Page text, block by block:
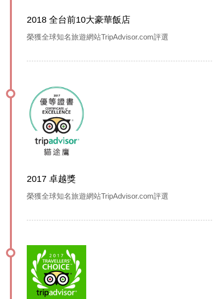
2018 全台前10大豪華飯店
榮獲全球知名旅遊網站TripAdvisor.com評選
2017 卓越獎
榮獲全球知名旅遊網站TripAdvisor.com評選